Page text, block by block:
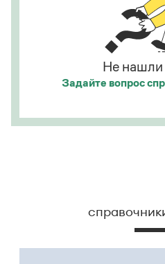
а исполнитель — из
«Инновация сезона» и
Не нашли
Задайте вопрос